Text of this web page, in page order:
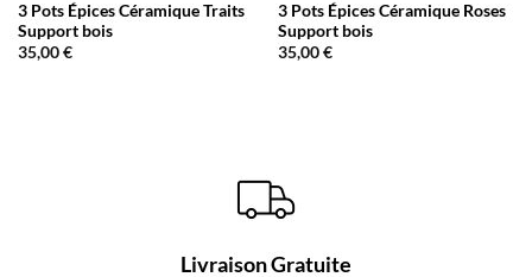
3 Pots Épices Céramique Traits
Support bois
35,00€
3 Pots Épices Céramique Roses
Support bois
35,00€
Livraison Gratuite